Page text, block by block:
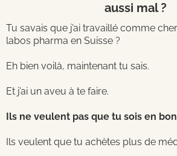
aussi mal ?
Tu savais que j’ai travaillé comme
labos pharma en Suisse ?
Eh bien voilà, maintenant tu sais.
Et j’ai un aveu à te faire.
Ils ne veulent pas que tu sois en
Ils veulent que tu achètes plus de